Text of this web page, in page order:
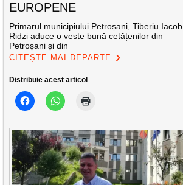
EUROPENE
Primarul municipiului Petroșani, Tiberiu Iacob
Ridzi aduce o veste bună cetățenilor din
Petroșani și din
CITEȘTE MAI DEPARTE
Distribuie acest articol